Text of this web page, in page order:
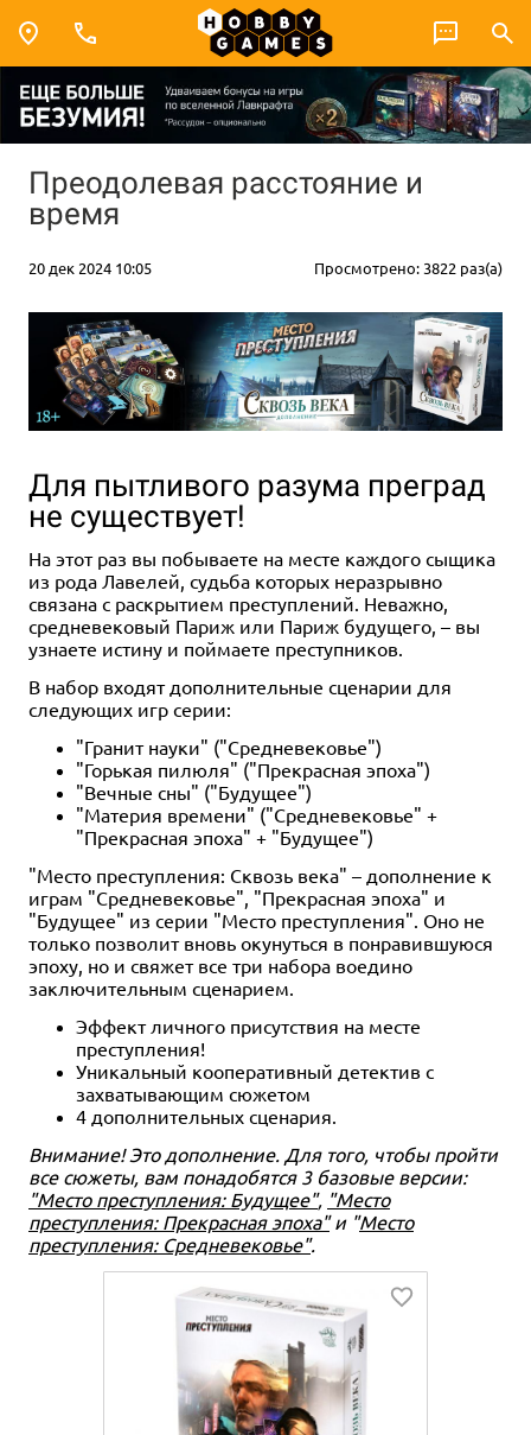
Преодолевая расстояние и
время
20 дек 2024 10:05 Просмотрено: 3822 раз(а)
Для пытливого разума преград
не существует!
На этот раз вы побываете на месте каждого сыщика
из рода Лавелей, судьба которых неразрывно
связана с раскрытием преступлений. Неважно,
средневековый Париж или Париж будущего, – вы
узнаете истину и поймаете преступников.
В набор входят дополнительные сценарии для
следующих игр серии:
"Гранит науки" ("Средневековье")
"Горькая пилюля" ("Прекрасная эпоха")
"Вечные сны" ("Будущее")
"Материя времени" ("Средневековье" +
"Прекрасная эпоха" + "Будущее")
"Место преступления: Сквозь века" – дополнение к
играм "Средневековье", "Прекрасная эпоха" и
"Будущее" из серии "Место преступления". Оно не
только позволит вновь окунуться в понравившуюся
эпоху, но и свяжет все три набора воедино
заключительным сценарием.
Эффект личного присутствия на месте
преступления!
Уникальный кооперативный детектив с
захватывающим сюжетом
4 дополнительных сценария.
Внимание! Это дополнение. Для того, чтобы пройти
все сюжеты, вам понадобятся 3 базовые версии:
"Место преступления: Будущее", "Место
преступления: Прекрасная эпоха"и "Место
преступления: Средневековье".